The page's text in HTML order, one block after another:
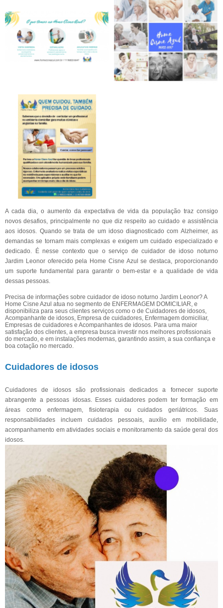
A cada dia, o aumento da expectativa de vida da população traz consigo
novos desafios, principalmente no que diz respeito ao cuidado e assistência
aos idosos. Quando se trata de um idoso diagnosticado com Alzheimer, as
demandas se tornam mais complexas e exigem um cuidado especializado e
dedicado. É nesse contexto que o serviço de cuidador de idoso noturno
Jardim Leonor oferecido pela Home Cisne Azul se destaca, proporcionando
um suporte fundamental para garantir o bem-estar e a qualidade de vida
dessas pessoas.
Precisa de informações sobre cuidador de idoso noturno Jardim Leonor? A
Home Cisne Azul atua no segmento de ENFERMAGEM DOMICILIAR, e
disponibiliza para seus clientes serviços como o de Cuidadores de idosos,
Acompanhante de idosos, Empresa de cuidadores, Enfermagem domiciliar,
Empresas de cuidadores e Acompanhantes de idosos. Para uma maior
satisfação dos clientes, a empresa busca investir nos melhores profissionais
do mercado, e em instalações modernas, garantindo assim, a sua confiança e
boa cotação no mercado.
Cuidadores de idosos
Cuidadores de idosos são profissionais dedicados a fornecer suporte
abrangente a pessoas idosas. Esses cuidadores podem ter formação em
áreas como enfermagem, fisioterapia ou cuidados geriátricos. Suas
responsabilidades incluem cuidados pessoais, auxílio em mobilidade,
acompanhamento em atividades sociais e monitoramento da saúde geral dos
idosos.